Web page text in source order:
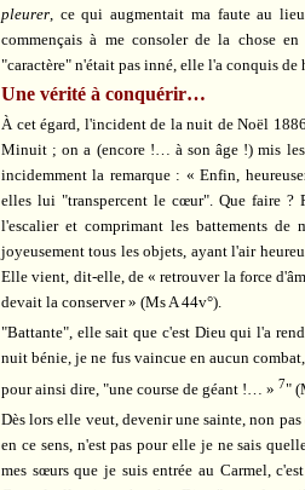
pleurer, ce qui augmentait ma faute au
commençais à me consoler de la chose en
"caractère" n'était pas inné, elle l'a conquis de
Une vérité à conquérir…
À cet égard, l'incident de la nuit de Noël
Minuit ; on a (encore !… à son âge !) mis
incidemment la remarque : « Enfin,
elles lui "transpercent le cœur". Que faire ?
l'escalier et comprimant les battements
joyeusement tous les objets, ayant l'air
Elle vient, dit-elle, de « retrouver la force
devait la conserver » (Ms A 44v°).
"Battante", elle sait que c'est Dieu qui l'a
nuit bénie, je ne fus vaincue en aucun
pour ainsi dire, "une course de géant !… » 7"
Dès lors elle veut, devenir une sainte, non
en ce sens, n'est pas pour elle je ne sais
mes sœurs que je suis entrée au Carmel,